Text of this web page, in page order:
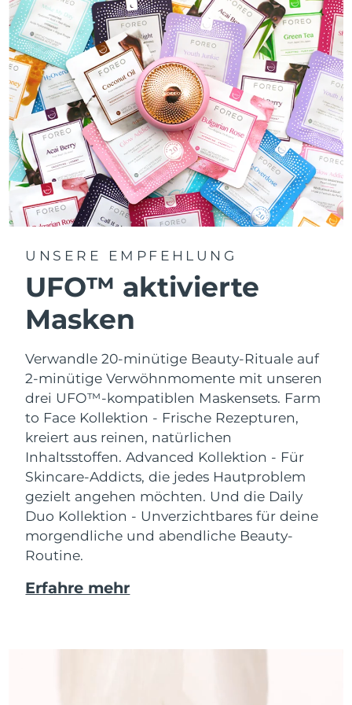
UNSERE EMPFEHLUNG
UFO™ aktivierte
Masken
Verwandle 20-minütige Beauty-Rituale auf
2-minütige Verwöhnmomente mit unseren
drei UFO™-kompatiblen Maskensets. Farm
to Face Kollektion - Frische Rezepturen,
kreiert aus reinen, natürlichen
Inhaltsstoffen. Advanced Kollektion - Für
Skincare-Addicts, die jedes Hautproblem
gezielt angehen möchten. Und die Daily
Duo Kollektion - Unverzichtbares für deine
morgendliche und abendliche Beauty-
Routine.
Erfahre mehr